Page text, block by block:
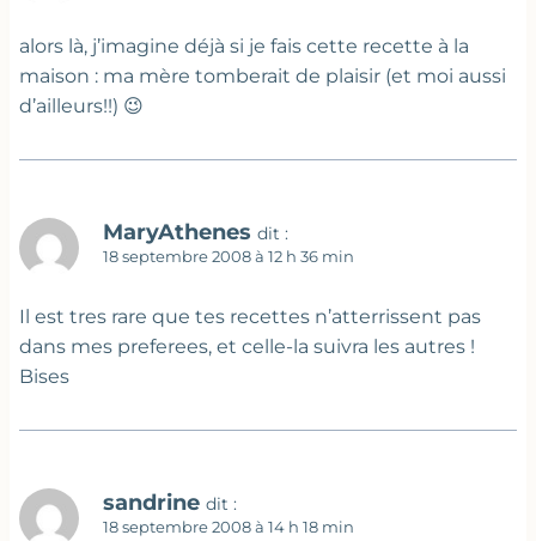
alors là, j’imagine déjà si je fais cette recette à la
maison : ma mère tomberait de plaisir (et moi aussi
d’ailleurs!!) 😉
MaryAthenes dit :
18 septembre 2008 à 12 h 36 min
Il est tres rare que tes recettes n’atterrissent pas
dans mes preferees, et celle-la suivra les autres !
Bises
sandrine dit :
18 septembre 2008 à 14 h 18 min